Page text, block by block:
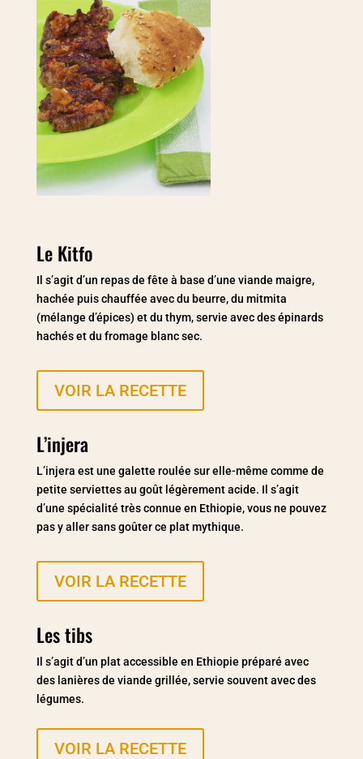
Le Kitfo
Il s’agit d’un repas de fête à base d’une viande maigre,
hachée puis chauffée avec du beurre, du mitmita
(mélange d’épices) et du thym, servie avec des épinards
hachés et du fromage blanc sec.
VOIR LA RECETTE
L’injera
L’injera est une galette roulée sur elle-même comme de
petite serviettes au goût légèrement acide. Il s’agit
d’une spécialité très connue en Ethiopie, vous ne pouvez
pas y aller sans goûter ce plat mythique.
VOIR LA RECETTE
Les tibs
Il s’agit d’un plat accessible en Ethiopie préparé avec
des lanières de viande grillée, servie souvent avec des
légumes.
VOIR LA RECETTE